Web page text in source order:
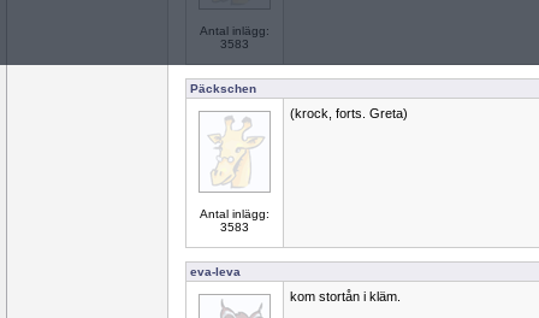
Antal inlägg:
3583
Päckschen
Antal inlägg:
3583
(krock, forts. Greta)
eva-leva
kom stortån i kläm.